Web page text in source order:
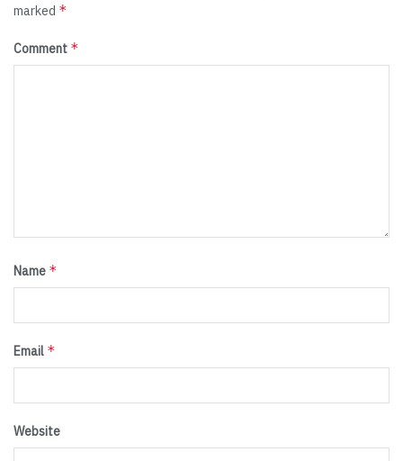
marked *
Comment *
Name *
Email *
Website